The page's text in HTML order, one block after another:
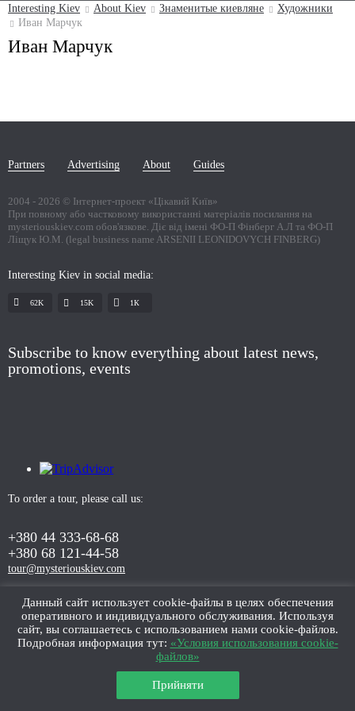
Данный сайт использует cookie-файлы в целях обеспечения
оперативного и индивидуального обслуживания. Используя
сайт, вы соглашаетесь с использованием нами cookie-файлов.
Подробная информация тут: «Условия использования cookie-
файлов»
Прийняти
Interesting Kiev About Kiev Знаменитые киевляне
Художники
Иван Марчук
Иван Марчук
Partners Advertising About Guides
2004 - 2026 © Інтернет-проект «Цікавий Київ»
При повному або частковому використанні матеріалів посилання на
mysteriouskiev.com обов'язкове. Діє від імені ФО-П Фінберг А.Л та ФО-П
Ліщук Ю.М. (legal business name ARSENII LEONIDOVYCH FINBERG)
Interesting Kiev in social media:
62K 15K 1К
Subscribe to know everything about latest news,
promotions, events
To order a tour, please call us:
+380 44 333-68-68
+380 68 121-44-58
tour@mysteriouskiev.com